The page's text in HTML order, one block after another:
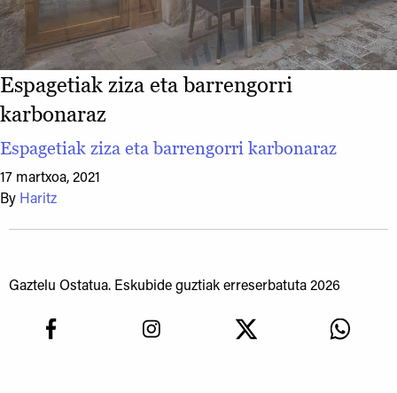
Espagetiak ziza eta barrengorri
karbonaraz
Espagetiak ziza eta barrengorri karbonaraz
17 martxoa, 2021
By Haritz
Gaztelu Ostatua. Eskubide guztiak erreserbatuta 2026